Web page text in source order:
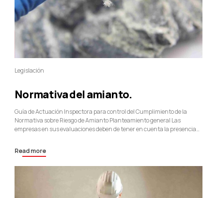
Legislación
Normativa del amianto.
Guía de Actuación Inspectora para control del Cumplimiento de la
Normativa sobre Riesgo de Amianto Planteamiento general Las
empresas en sus evaluaciones deben de tener en cuenta la presencia
futuros trabajos de mantenimiento. La Orden ministerial del 7 de
diciembre de 2.001,...
Read more